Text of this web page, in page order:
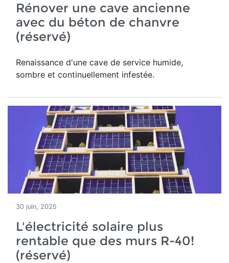
Rénover une cave ancienne
avec du béton de chanvre
(réservé)
Renaissance d'une cave de service humide,
sombre et continuellement infestée.
30 juin, 2025
L'électricité solaire plus
rentable que des murs R-40!
(réservé)